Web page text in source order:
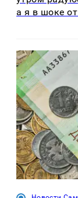
а я в шоке